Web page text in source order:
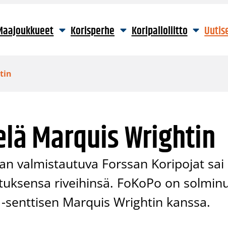
Korisperhe Koripalloliitto
Marquis Wrightin
valmistautuva Forssan Koripojat sai
riveihinsä. FoKoPo on
Marquis Wrightin kanssa.